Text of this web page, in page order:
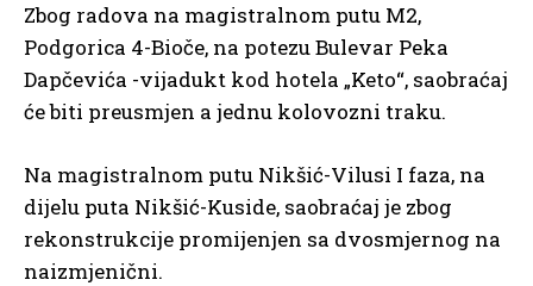
Zbog radova na magistralnom putu M2,
Podgorica 4-Bioče, na potezu Bulevar Peka
Dapčevića -vijadukt kod hotela „Keto“, saobraćaj
će biti preusmjen a jednu kolovozni traku.
Na magistralnom putu Nikšić-Vilusi I faza, na
dijelu puta Nikšić-Kuside, saobraćaj je zbog
rekonstrukcije promijenjen sa dvosmjernog na
naizmjenični.